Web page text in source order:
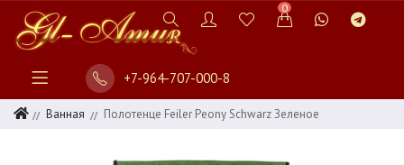
0
+7-964-707-000-8
Ванная Полотенце Feiler Peony Schwarz Зеленое